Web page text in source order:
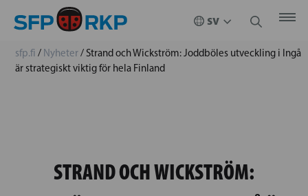
sfp.fi / Nyheter/ Strand och Wickström: Joddböles utveckling i Ingå
är strategiskt viktig för hela Finland
STRAND OCH WICKSTRÖM: